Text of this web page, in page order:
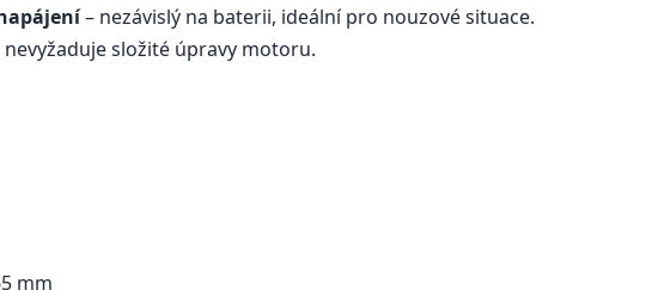
– nezávislý na baterii, ideální pro nouzové situace.
nevyžaduje složité úpravy motoru.
mm